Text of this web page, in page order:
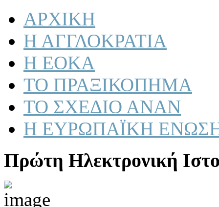
ΑΡΧΙΚΗ
Η ΑΓΓΛΟΚΡΑΤΙΑ
Η ΕΟΚΑ
ΤΟ ΠΡΑΞΙΚΟΠΗΜΑ
ΤΟ ΣΧΕΔΙΟ ΑΝΑΝ
Η ΕΥΡΩΠΑΪΚΗ
Πρώτη Ηλεκτρονική